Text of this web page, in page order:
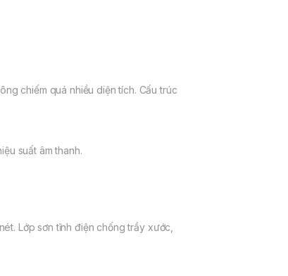
chiếm quá nhiều diện tích. Cấu trúc
suất âm thanh.
Lớp sơn tĩnh điện chống trầy xước,